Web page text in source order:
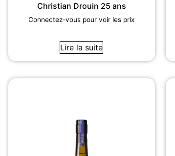
Christian Drouin 25 ans
Connectez-vous pour voir les prix
Lire la suite